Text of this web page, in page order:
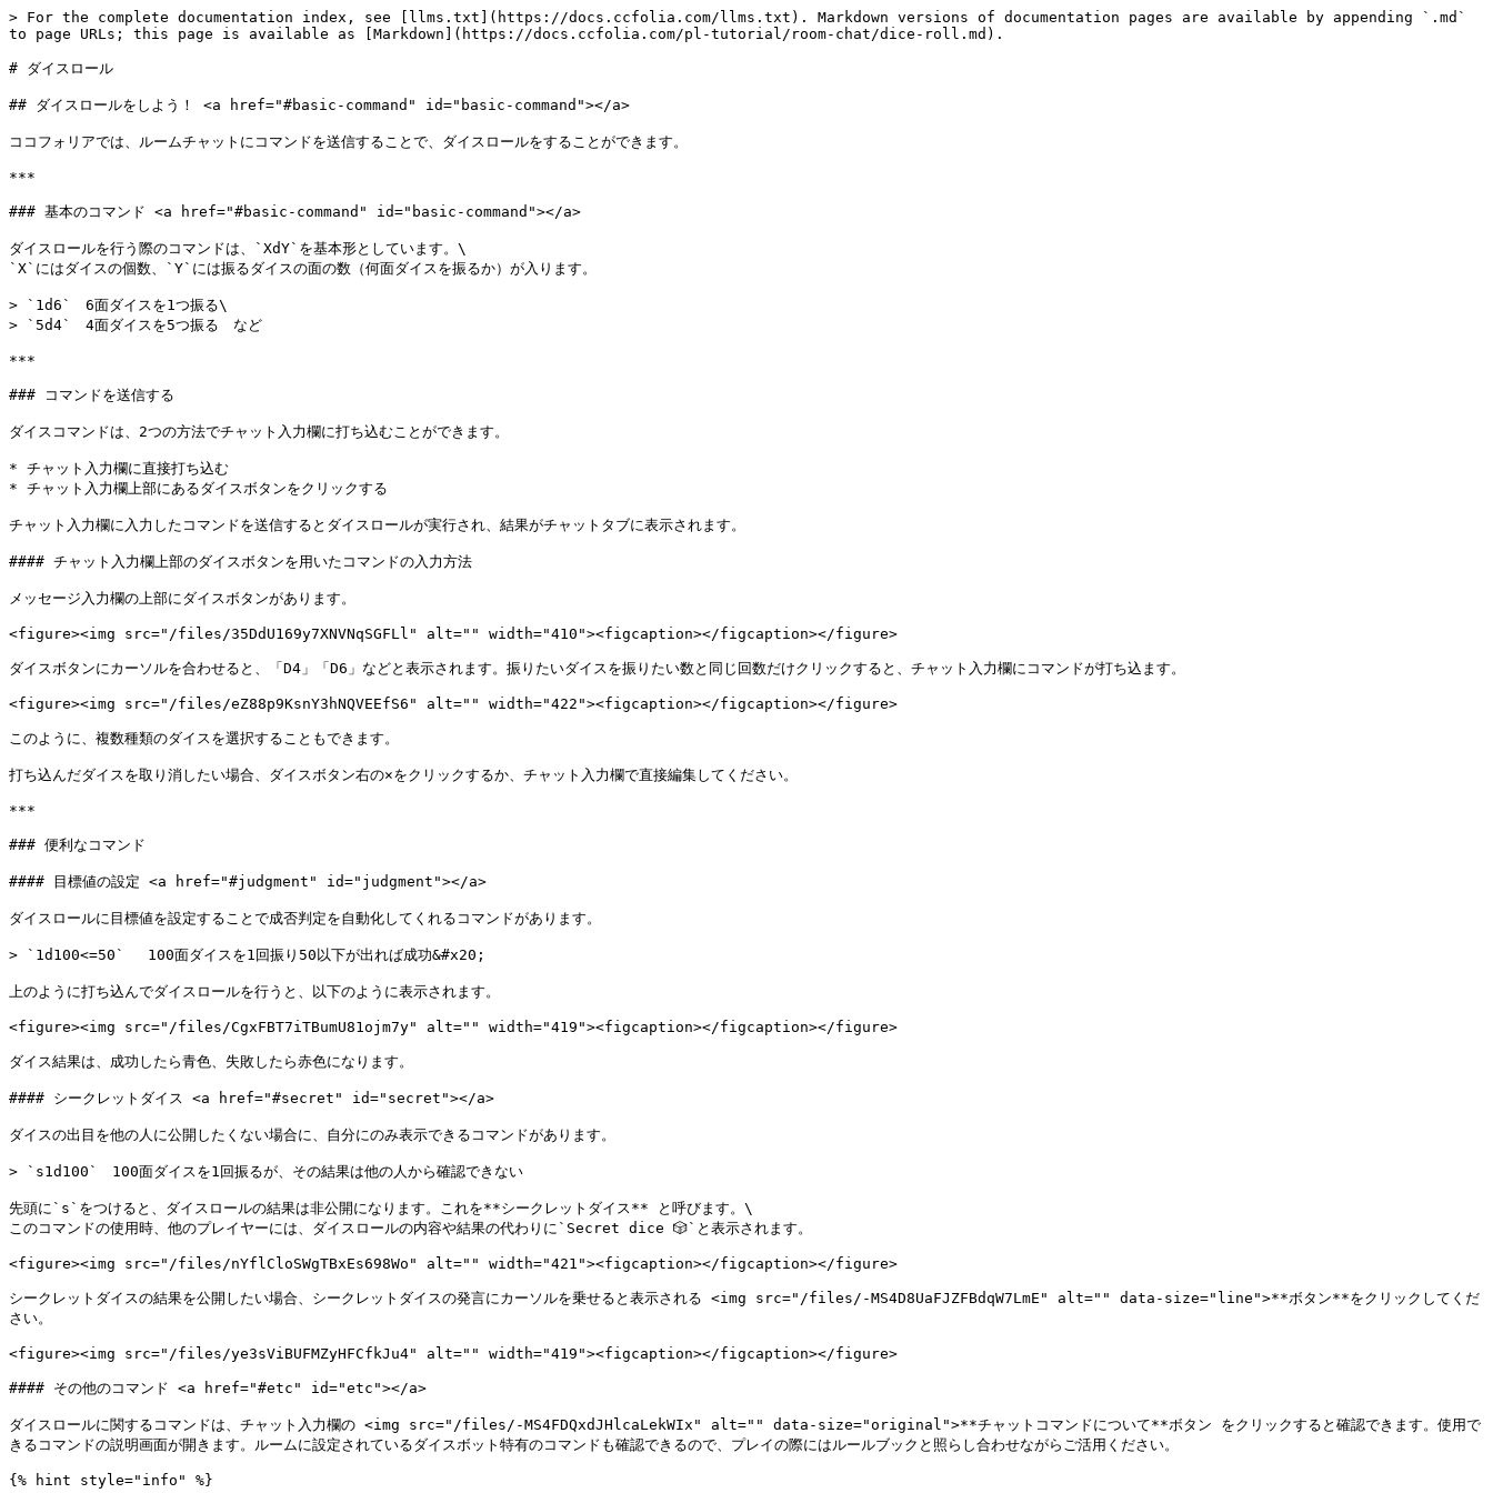
> For the complete documentation index, see [llms.txt](https://docs.ccfolia.com/llms.txt). Markdown versions of documentation pages are available by appending `.md`
to page URLs; this page is available as [Markdown](https://docs.ccfolia.com/pl-tutorial/room-chat/dice-roll.md).
# ダイスロール
## ダイスロールをしよう！ <a href="#basic-command" id="basic-command"></a>
ココフォリアでは、ルームチャットにコマンドを送信することで、ダイスロールをすることができます。
***
### 基本のコマンド <a href="#basic-command" id="basic-command"></a>
ダイスロールを行う際のコマンドは、`XdY`を基本形としています。\
`X`にはダイスの個数、`Y`には振るダイスの面の数（何面ダイスを振るか）が入ります。
> `1d6`　6面ダイスを1つ振る\
> `5d4`　4面ダイスを5つ振る　など
***
### コマンドを送信する
ダイスコマンドは、2つの方法でチャット入力欄に打ち込むことができます。
* チャット入力欄に直接打ち込む
* チャット入力欄上部にあるダイスボタンをクリックする
チャット入力欄に入力したコマンドを送信するとダイスロールが実行され、結果がチャットタブに表示されます。
#### チャット入力欄上部のダイスボタンを用いたコマンドの入力方法
メッセージ入力欄の上部にダイスボタンがあります。
<figure><img src="/files/35DdU169y7XNVNqSGFLl" alt="" width="410"><figcaption></figcaption></figure>
ダイスボタンにカーソルを合わせると、「D4」「D6」などと表示されます。振りたいダイスを振りたい数と同じ回数だけクリックすると、チャット入力欄にコマンドが打ち込ます。
<figure><img src="/files/eZ88p9KsnY3hNQVEEfS6" alt="" width="422"><figcaption></figcaption></figure>
このように、複数種類のダイスを選択することもできます。
打ち込んだダイスを取り消したい場合、ダイスボタン右の×をクリックするか、チャット入力欄で直接編集してください。
***
### 便利なコマンド
#### 目標値の設定 <a href="#judgment" id="judgment"></a>
ダイスロールに目標値を設定することで成否判定を自動化してくれるコマンドがあります。
> `1d100<=50` 　100面ダイスを1回振り50以下が出れば成功&#x20;
上のように打ち込んでダイスロールを行うと、以下のように表示されます。
<figure><img src="/files/CgxFBT7iTBumU81ojm7y" alt="" width="419"><figcaption></figcaption></figure>
ダイス結果は、成功したら青色、失敗したら赤色になります。
#### シークレットダイス <a href="#secret" id="secret"></a>
ダイスの出目を他の人に公開したくない場合に、自分にのみ表示できるコマンドがあります。
> `s1d100`　100面ダイスを1回振るが、その結果は他の人から確認できない
先頭に`s`をつけると、ダイスロールの結果は非公開になります。これを**シークレットダイス** と呼びます。\
このコマンドの使用時、他のプレイヤーには、ダイスロールの内容や結果の代わりに`Secret dice 🎲`と表示されます。
<figure><img src="/files/nYflCloSWgTBxEs698Wo" alt="" width="421"><figcaption></figcaption></figure>
シークレットダイスの結果を公開したい場合、シークレットダイスの発言にカーソルを乗せると表示される <img src="/files/-MS4D8UaFJZFBdqW7LmE" alt="" data-size="line">**ボタン**をクリックしてくだ
さい。
<figure><img src="/files/ye3sViBUFMZyHFCfkJu4" alt="" width="419"><figcaption></figcaption></figure>
#### その他のコマンド <a href="#etc" id="etc"></a>
ダイスロールに関するコマンドは、チャット入力欄の <img src="/files/-MS4FDQxdJHlcaLekWIx" alt="" data-size="original">**チャットコマンドについて**ボタン をクリックすると確認できます。使用で
きるコマンドの説明画面が開きます。ルームに設定されているダイスボット特有のコマンドも確認できるので、プレイの際にはルールブックと照らし合わせながらご活用ください。
{% hint style="info" %}